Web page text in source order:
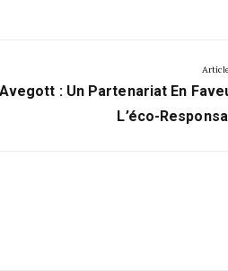
: Un Partenariat En
L’éco-